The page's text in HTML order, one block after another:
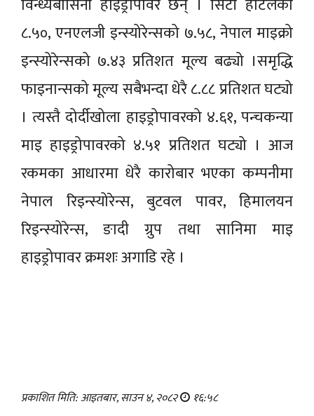
विन्ध्यबासिनी हाइड्रोपावर छन् । सिटी होटलको
८.५०, एनएलजी इन्स्योरेन्सको ७.५८, नेपाल माइक्रो
इन्स्योरेन्सको ७.४३ प्रतिशत मूल्य बढ्यो ।समृद्धि
फाइनान्सको मूल्य सबैभन्दा धेरै ८.८८ प्रतिशत घट्यो
। त्यस्तै दोर्दीखोला हाइड्रोपावरको ४.६१, पन्चकन्या
माइ हाइड्रोपावरको ४.५१ प्रतिशत घट्यो । आज
रकमका आधारमा धेरै कारोबार भएका कम्पनीमा
नेपाल रिइन्स्योरेन्स, बुटवल पावर, हिमालयन
रिइन्स्योरेन्स, ङादी ग्रुप तथा सानिमा माइ
हाइड्रोपावर क्रमशः अगाडि रहे ।
प्रकाशित मिति: आइतबार, साउन ४, २०८२ १६:५८